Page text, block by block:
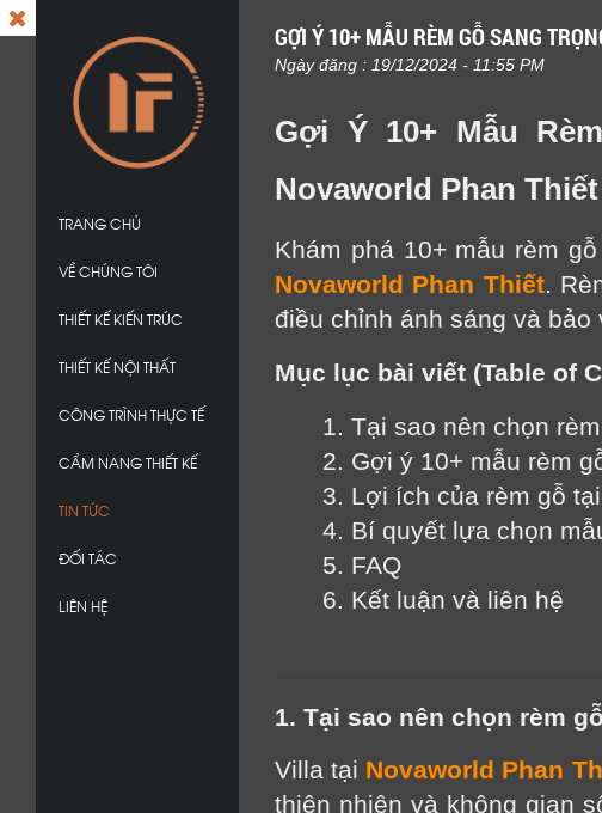
TRANG CHỦ
VỀ CHÚNG TÔI
THIẾT KẾ KIẾN TRÚC
THIẾT KẾ NỘI THẤT
CÔNG TRÌNH THỰC TẾ
CẨM NANG THIẾT KẾ
TIN TỨC
ĐỐI TÁC
LIÊN HỆ
GỢI Ý 10+ MẪU RÈM GỖ SANG
Ngày đăng : 19/12/2024 - 11:55 PM
Gợi Ý 10+ Mẫu
Novaworld Phan Thiết
Khám phá 10+ mẫu rèm
Novaworld Phan Thiết.
điều chỉnh ánh sáng và bảo
Mục lục bài viết (Table of
1. Tại sao nên chọn
2. Gợi ý 10+ mẫu rèm
3. Lợi ích của rèm gỗ
4. Bí quyết lựa chọn
5. FAQ
6. Kết luận và liên hệ
1. Tại sao nên chọn rèm
Villa tại Novaworld Phan
thiên nhiên và không gian